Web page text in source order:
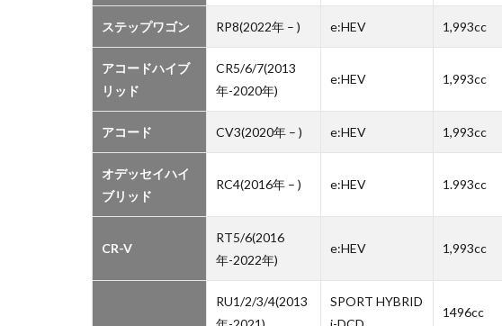
の
バ
ッ
テ
リ
2.1
駆動
ッテ
ステップワゴン RP8(2022年 – ) e:HEV 1,993cc
アコードハイブ
リッド
CR5/6/7(2013
年-2020年)
e:HEV 1,993cc
アコード CV3(2020年 – ) e:HEV 1,993cc
オデッセイハイ
ブリッド
RC4(2016年 – ) e:HEV 1.993cc
CR-V
RT5/6(2016
年-2022年)
e:HEV 1,993cc
RU1/2/3/4(2013
SPORT HYBRID
1496cc